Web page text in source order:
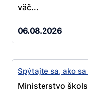
väč...
06.08.2026
Spýtajte sa, ako
Ministerstvo